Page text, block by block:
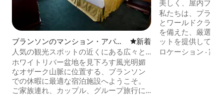
ブランソンのマンション・アパー
ト
新しい宿泊先
新着
人気の観光スポットの近くにある広々と
したブランソンの隠れ家
ホワイトリバー盆地を見下ろす風光明媚
なオザーク山脈に位置する、ブランソン
での休暇に最適な宿泊施設へようこそ。
ご家族連れ、カップル、グループ旅行に
美しく、屋内プー
トに近いです
私たちは、プライ
とワールドクラス
を備えた、厳選さ
ットを提供してい
の中心部に位置
ロケーション ·家